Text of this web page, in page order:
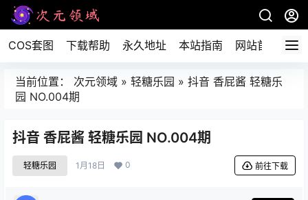
COS套图 下载帮助 永久地址 本站指南 网站首页
当前位置： 次元领域 » 轻糖乐园 » 抖音 香屁酱 轻糖乐
园 NO.004期
抖音 香屁酱 轻糖乐园 NO.004期
轻糖乐园 1月18日 0 前往下载